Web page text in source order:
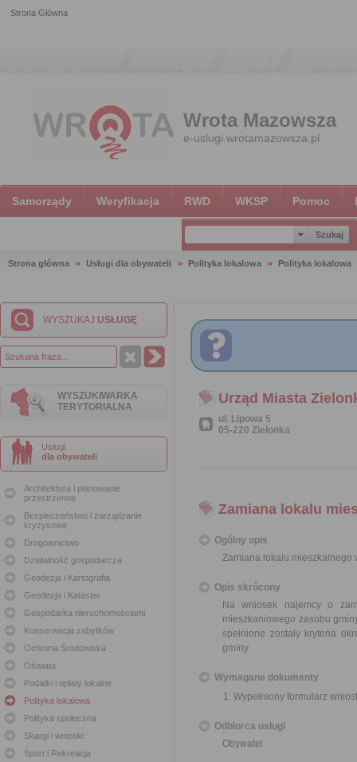
Strona Główna
Wrota Mazowsza
e-uslugi.wrotamazowsza.pl
Samorządy Weryfikacja RWD WKSP Pomoc
Strona główna Usługi dla obywateli Polityka lokalowa Polityka lokalowa
WYSZUKAJ USŁUGĘ
WYSZUKIWARKA
TERYTORIALNA
Usługi
dla obywateli
Architektura i planowanie
przestrzenne
Bezpieczeństwo i zarządzanie
kryzysowe
Drogownictwo
Działalność gospodarcza
Geodezja i Kartografia
Geodezja i Kataster
Gospodarka nieruchomościami
Konserwacja zabytków
Ochrona Środowiska
Oświata
Podatki i opłaty lokalne
Polityka lokalowa
Polityka społeczna
Skargi i wnioski
Sport i Rekreacja
Urząd Miasta
ul. Lipowa 5
05-220 Zielonka
Zamiana lokalu
Ogólny opis
Zamiana lokalu mieszkalnego
Opis skrócony
Na wniosek najemcy o
mieszkaniowego zasobu
spełnione zostały kryteria
gminy.
Wymagane dokumenty
Wypełniony formularz
Odbiorca usługi
Obywatel